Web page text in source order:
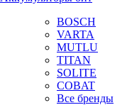
BOSCH
VARTA
MUTLU
TITAN
SOLITE
COBAT
Все бренды